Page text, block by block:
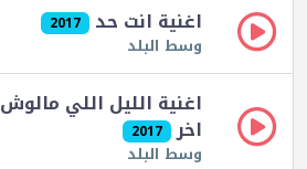
اغنية انت حد 2017
وسط البلد
اغنية الليل اللي مالوش
اخر 2017
وسط البلد